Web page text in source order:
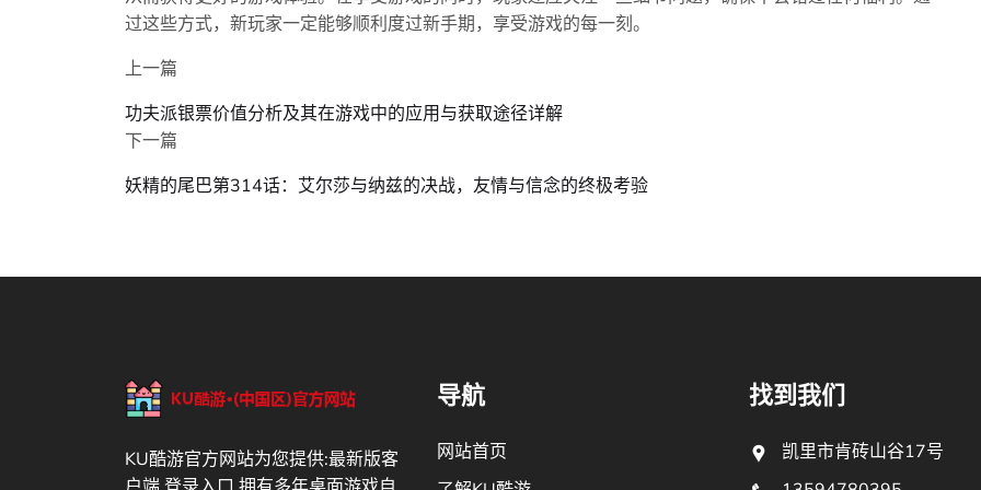
过这些方式，新玩家一定能够顺利度过新手期，享受游戏的每一刻。
上一篇
功夫派银票价值分析及其在游戏中的应用与获取途径详解
下一篇
妖精的尾巴第314话：艾尔莎与纳兹的决战，友情与信念的终极考验
KU酷游官方网站为您提供:最新版客
导航
网站首页
找到我们
凯里市肯砖山谷17号